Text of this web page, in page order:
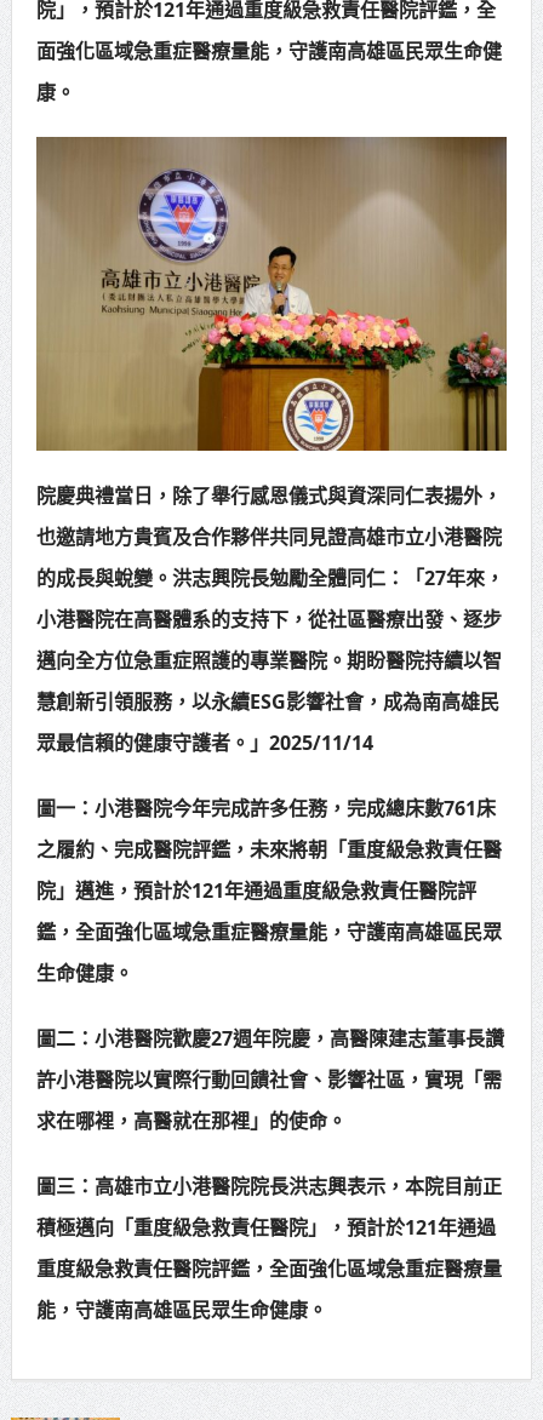
院」，預計於121年通過重度級急救責任醫院評鑑，全
面強化區域急重症醫療量能，守護南高雄區民眾生命健
康。
院慶典禮當日，除了舉行感恩儀式與資深同仁表揚外，
也邀請地方貴賓及合作夥伴共同見證高雄市立小港醫院
的成長與蛻變。洪志興院長勉勵全體同仁：「27年來，
小港醫院在高醫體系的支持下，從社區醫療出發、逐步
邁向全方位急重症照護的專業醫院。期盼醫院持續以智
慧創新引領服務，以永續ESG影響社會，成為南高雄民
眾最信賴的健康守護者。」2025/11/14
圖一：小港醫院今年完成許多任務，完成總床數761床
之履約、完成醫院評鑑，未來將朝「重度級急救責任醫
院」邁進，預計於121年通過重度級急救責任醫院評
鑑，全面強化區域急重症醫療量能，守護南高雄區民眾
生命健康。
圖二：小港醫院歡慶27週年院慶，高醫陳建志董事長讚
許小港醫院以實際行動回饋社會、影響社區，實現「需
求在哪裡，高醫就在那裡」的使命。
圖三：高雄市立小港醫院院長洪志興表示，本院目前正
積極邁向「重度級急救責任醫院」，預計於121年通過
重度級急救責任醫院評鑑，全面強化區域急重症醫療量
能，守護南高雄區民眾生命健康。